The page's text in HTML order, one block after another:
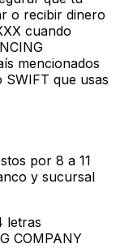
o recibir dinero
cuando
mencionados
que usas
por 8 a 11
y sucursal
letras
COMPANY